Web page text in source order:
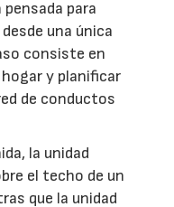
para
una única
consiste en
y planificar
de conductos
la unidad
el techo de un
que la unidad